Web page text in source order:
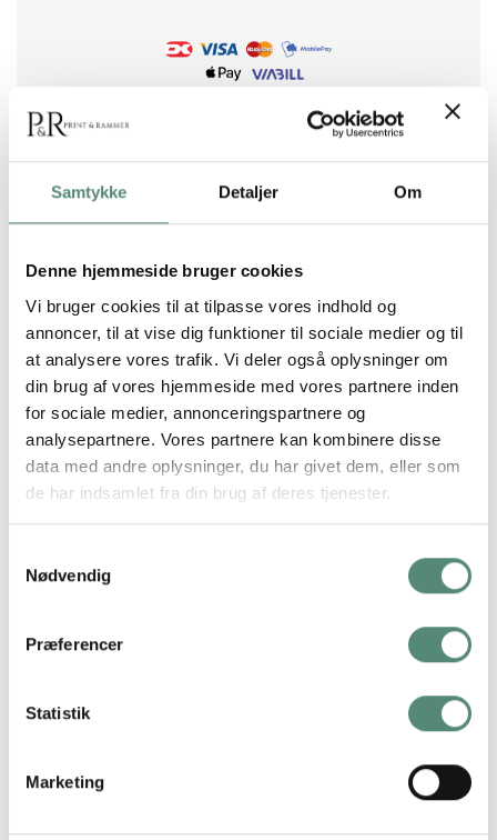
Samtykke Detaljer Om
Denne hjemmeside bruger cookies
Vi bruger cookies til at tilpasse vores indhold og
annoncer, til at vise dig funktioner til sociale medier og til
at analysere vores trafik. Vi deler også oplysninger om
din brug af vores hjemmeside med vores partnere inden
for sociale medier, annonceringspartnere og
analysepartnere. Vores partnere kan kombinere disse
data med andre oplysninger, du har givet dem, eller som
de har indsamlet fra din brug af deres tjenester.
Nødvendig
Præferencer
Statistik
Marketing
BESKRIVELSE
værk, der kombinerer klassisk portrætæstetik med moderne
illustration. Den dybe grønne baggrund og de sort-hvide
striber skaber et stærkt visuelt modspil til papegøjen, hvis
farver giver motivet varme og liv. Den feminine figur er tegnet
med en rolig værdighed, der giver værket en næsten
nostalgisk tone. Et oplagt motiv til stue, entré eller værelser,
hvor man ønsker kunst med både karakter og elegance.
YDERLIGERE INFORMATION
ANMELDELSER